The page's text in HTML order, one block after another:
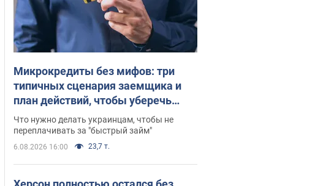
Микрокредиты без мифов: три
типичных сценария заемщика и
план действий, чтобы уберечь
свои деньги
Что нужно делать украинцам, чтобы не
переплачивать за "быстрый займ"
6.08.2026 16:00 23,7 т.